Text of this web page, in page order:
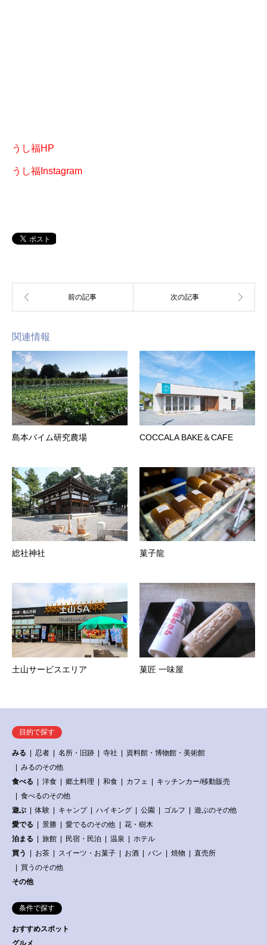
うし福HP
うし福Instagram
関連情報
島本バイム研究農場 COCCALA BAKE＆CAFE
総社神社 菓子龍
土山サービスエリア 菓匠 一味屋
目的で探す
みる 忍者 名所・旧跡 寺社
資料館・博物館・美術館
みるのその他
食べる
洋食 郷土料理 和食 カフェ
キッチンカー/移動販売
食べるのその他
遊ぶ
体験 キャンプ ハイキング 公園 ゴルフ
遊ぶのその他
愛でる
景勝 愛でるのその他
花・樹木
泊まる
旅館 民宿・民泊 温泉
ホテル
買う
お茶 スイーツ・お菓子 お酒 パン 焼物
直売所
買うのその他
その他
条件で探す
おすすめスポット
グルメ